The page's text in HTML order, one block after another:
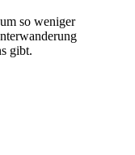
so weniger
gibt.